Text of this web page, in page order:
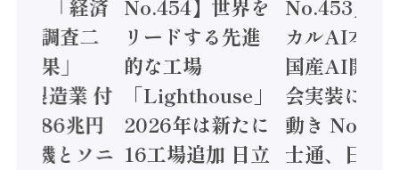
】「経済
態調査二
結果」
年製造業 付
額86兆円
電機とソニ
No.454】世界を
リードする先進
的な工場
「Lighthouse」
2026年は新たに
16工場追加 日立
No.453】フ
カルAI本格
国産AI開発
会実装に活
動き
士通、日立